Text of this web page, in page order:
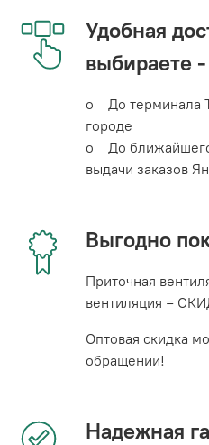
Удобная
выбираете
o До терминала
городе
o До ближайшего
выдачи заказов
Выгодно
Приточная
вентиляция =
Оптовая скидка
обращении!
Надежная